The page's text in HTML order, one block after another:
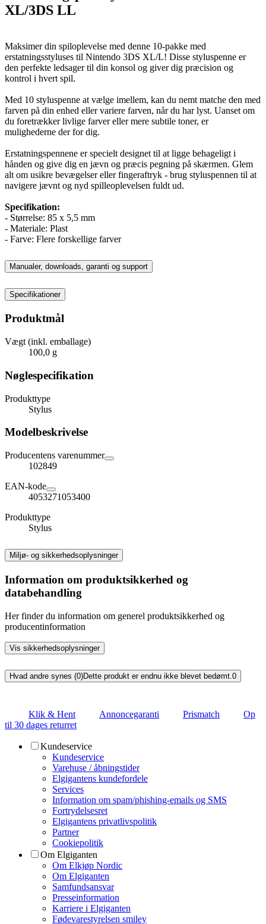
XL/3DS LL
Maksimer din spiloplevelse med denne 10-pakke med
erstatningsstyluses til Nintendo 3DS XL/L! Disse styluspenne er
den perfekte ledsager til din konsol og giver dig præcision og
kontrol i hvert spil.
Med 10 styluspenne at vælge imellem, kan du nemt matche den med
farven på din enhed eller variere farven, når du har lyst. Uanset om
du foretrækker livlige farver eller mere subtile toner, er
mulighederne der for dig.
Erstatningspennene er specielt designet til at ligge behageligt i
hånden og give dig en jævn og præcis pegning på skærmen. Glem
alt om usikre bevægelser eller fingeraftryk - brug styluspennen til at
navigere jævnt og nyd spilleoplevelsen fuldt ud.
Specifikation:
- Størrelse: 85 x 5,5 mm
- Materiale: Plast
- Farve: Flere forskellige farver
Manualer, downloads, garanti og support
Specifikationer
Produktmål
Vægt (inkl. emballage)
100,0 g
Nøglespecifikation
Produkttype
Stylus
Modelbeskrivelse
Producentens varenummer
102849
EAN-kode
4053271053400
Produkttype
Stylus
Miljø- og sikkerhedsoplysninger
Information om produktsikkerhed og
databehandling
Her finder du information om generel produktsikkerhed og
producentinformation
Vis sikkerhedsoplysninger
Hvad andre synes (0)Dette produkt er endnu ikke blevet bedømt. 0
Klik & Hent Annoncegaranti Prismatch
Op
til 30 dages returret
Kundeservice
Kundeservice
Varehuse / åbningstider
Elgigantens kundefordele
Services
Information om spam/phishing-emails og SMS
Fortrydelsesret
Elgigantens privatlivspolitik
Partner
Cookiepolitik
Om Elgiganten
Om Elkjøp Nordic
Om Elgiganten
Samfundsansvar
Presseinformation
Karriere i Elgiganten
Fødevarestyrelsen smiley